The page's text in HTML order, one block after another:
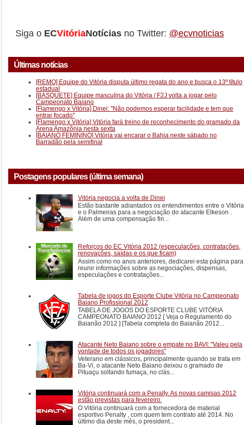
Siga o ECVitóriaNotícias no Twitter: @ecvnoticias
Últimas notícias
[REMO] Equipe do Vitória disputa último regata do ano e busca o 13º título
estadual
[BASQUETE] Equipe masculina do Vitória / F2J volta a jogar pelo
Campeonato Baiano
[Flamengo x Vitória] Dinei: "Não podemos esperar facilidade e tem que
entrar focado"
[Flamengo x Vitória] Vitória fará treino de reconhecimento do gramado da
Arena Amazônia nesta sexta
[BAIANO FEMININO] Vitória vai encarar o Bahia neste sábado no
Barradão pela semifinal
Postagens populares (última semana)
Vitória negocia a volta de Dinei
Estão bastante adiantados os entendimentos entre o Vitória
e o Palmeiras para a negociação do atacante Elkeson .
Além de uma compensação fin...
Reforços do EC Vitória 2012 (especulações, contratações,
renovações, saídas e os que ficam)
Assim como no anos anteriores, dedicarei esta página para
reunir informações sobre as negociações, dispensas,
especulações e contratações...
Tabela de jogos do Esporte Clube Vitória no Campeonato
Baiano Profissional 2012
TABELA DE JOGOS DO ESPORTE CLUBE VITÓRIA
CAMPEONATO BAIANO 2012 [ Veja o Regulamento do
Baianão 2012 ] [Tabela completa do Baianão 2012...
Atacante Neto Baiano sobre o empate no BAVI: "Valeu pela
vontade de todos os jogadores"
Veterano em clássicos, principalmente quando se trata em
Ba-Vi, o atacante Neto Baiano deixou o gramado de
Pituaçu soltando fumaça, no clás...
Vitória continuará com a Penalty. As novas camisas 2012
estão previstas para fevereiro.
O Vitória continuará com a fornecedora de material
esportivo Penalty , com quem tem contrato até 2014. No
último dia deste mês, o president...